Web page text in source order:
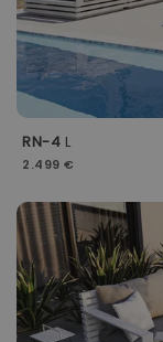
RN-4 L
2.499 €